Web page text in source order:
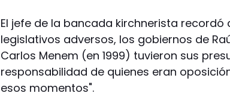
El jefe de la bancada kirchnerista recordó
legislativos adversos, los gobiernos de
Carlos Menem (en 1999) tuvieron sus
responsabilidad de quienes eran
esos momentos".